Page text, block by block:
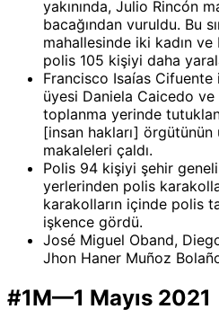
yakınında, Julio Rincón
bacağından vuruldu. Bu
mahallesinde iki kadın ve
polis 105 kişiyi daha
Francisco Isaías Cifuente
üyesi Daniela Caicedo
toplanma yerinde
[insan hakları] örgütünün
makaleleri çaldı.
Polis 94 kişiyi şehir
yerlerinden polis
karakolların içinde polis
işkence gördü.
José Miguel Oband,
Jhon Haner Muñoz
#1M—1 Mayıs 2021